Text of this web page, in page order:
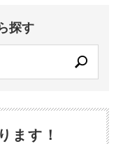
探す
ます！